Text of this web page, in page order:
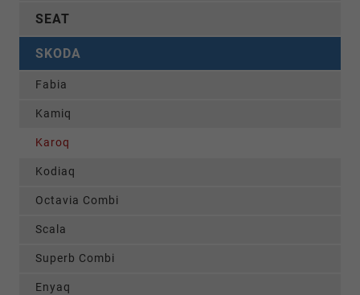
SEAT
SKODA
Fabia
Kamiq
Karoq
Kodiaq
Octavia Combi
Scala
Superb Combi
Enyaq